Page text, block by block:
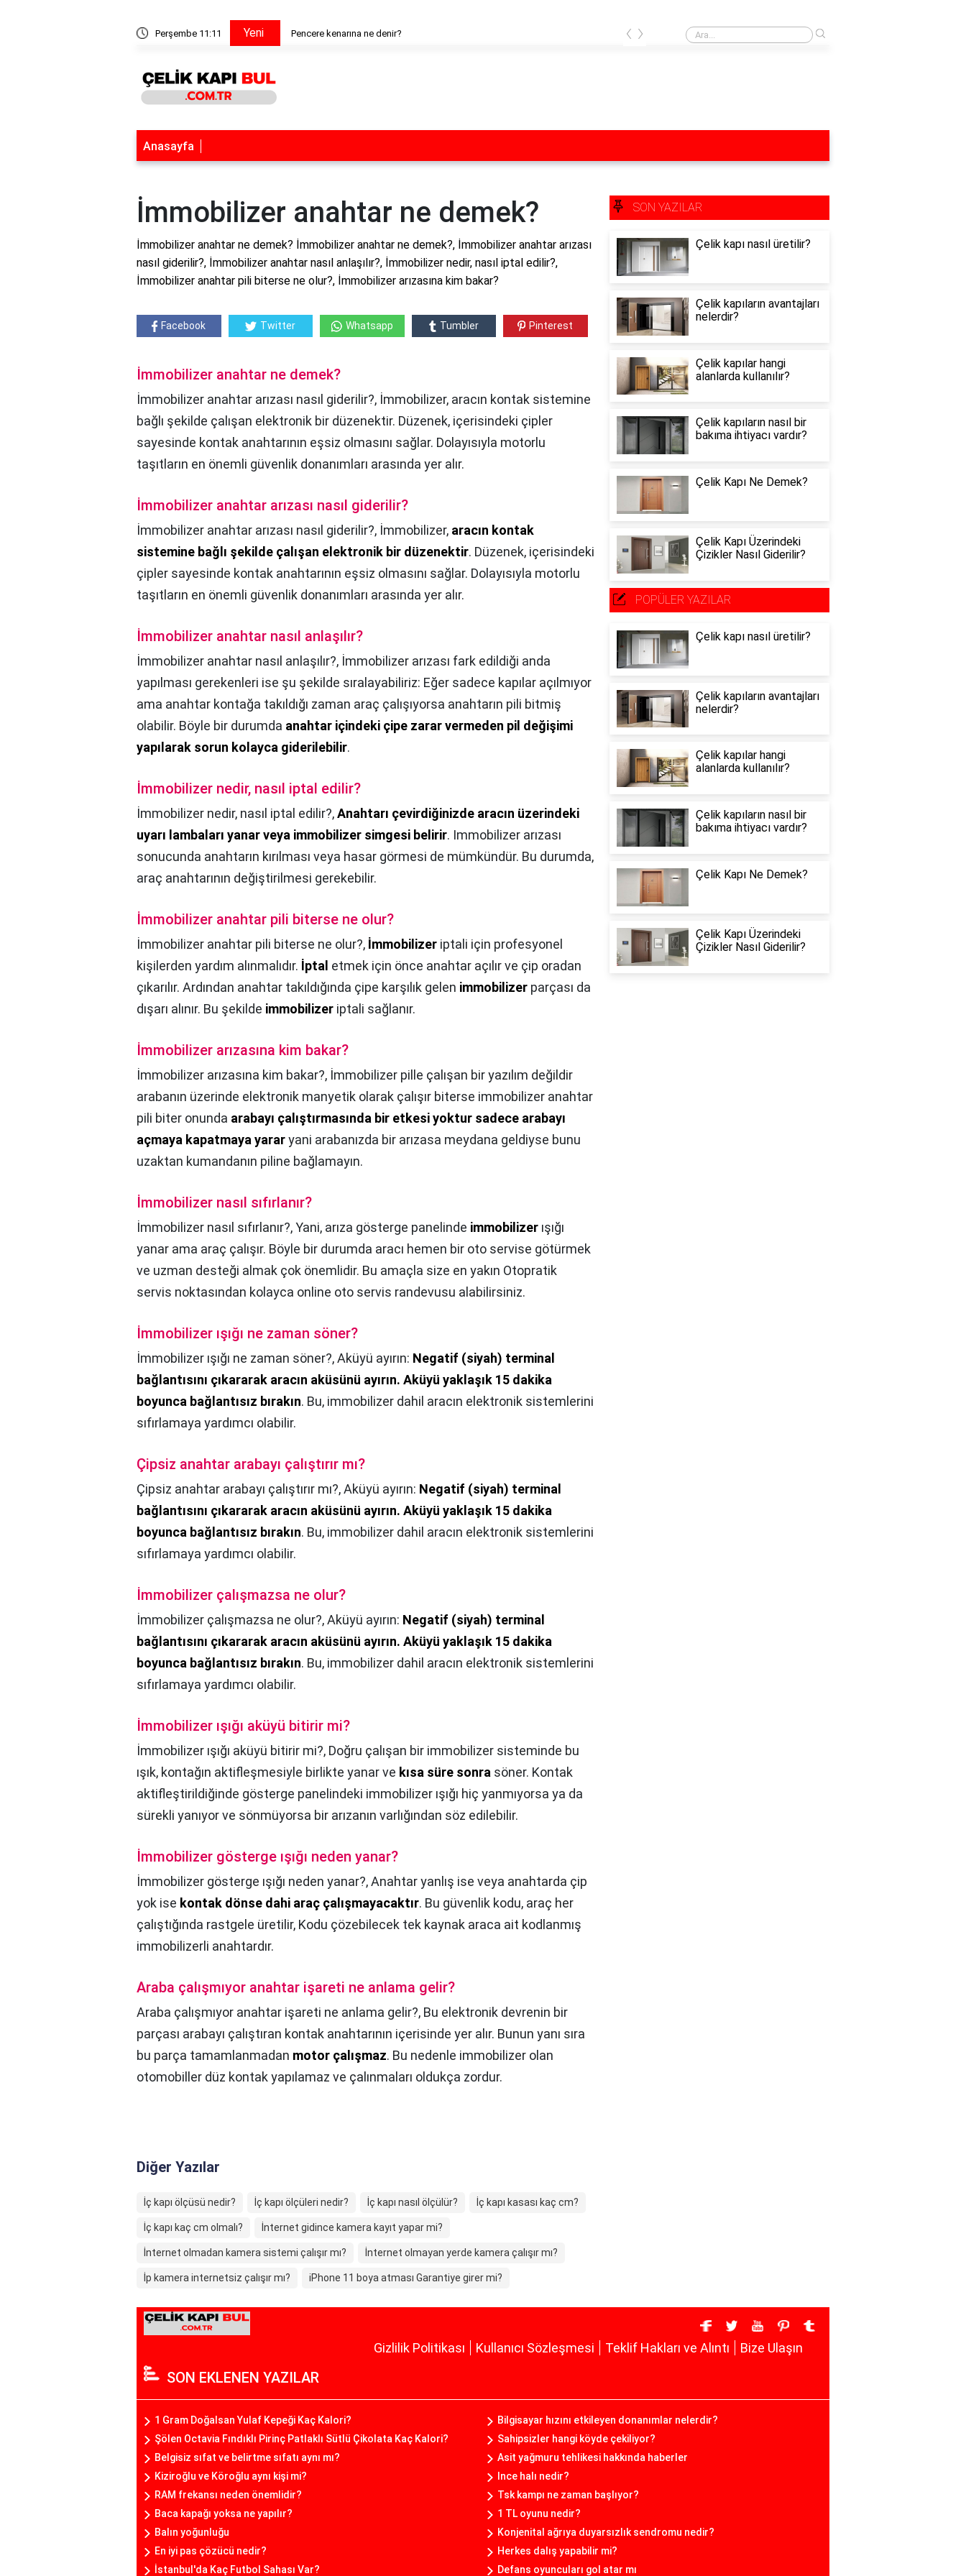
Perşembe 11:11 Yeni Pencere kenarına ne denir? Yağ lekesi yağlı mutfak dolapları neyle silinir?
‹ ›
Anasayfa
İmmobilizer anahtar ne demek?
İmmobilizer anahtar ne demek? İmmobilizer anahtar ne demek?, İmmobilizer anahtar arızası
nasıl giderilir?, İmmobilizer anahtar nasıl anlaşılır?, İmmobilizer nedir, nasıl iptal edilir?,
İmmobilizer anahtar pili biterse ne olur?, İmmobilizer arızasına kim bakar?
Facebook Twitter Whatsapp Tumbler Pinterest
İmmobilizer anahtar ne demek?
İmmobilizer anahtar arızası nasıl giderilir?, İmmobilizer, aracın kontak sistemine
bağlı şekilde çalışan elektronik bir düzenektir. Düzenek, içerisindeki çipler
sayesinde kontak anahtarının eşsiz olmasını sağlar. Dolayısıyla motorlu
taşıtların en önemli güvenlik donanımları arasında yer alır.
İmmobilizer anahtar arızası nasıl giderilir?
İmmobilizer anahtar arızası nasıl giderilir?, İmmobilizer, aracın kontak
sistemine bağlı şekilde çalışan elektronik bir düzenektir. Düzenek, içerisindeki
çipler sayesinde kontak anahtarının eşsiz olmasını sağlar. Dolayısıyla motorlu
taşıtların en önemli güvenlik donanımları arasında yer alır.
İmmobilizer anahtar nasıl anlaşılır?
İmmobilizer anahtar nasıl anlaşılır?, İmmobilizer arızası fark edildiği anda
yapılması gerekenleri ise şu şekilde sıralayabiliriz: Eğer sadece kapılar açılmıyor
ama anahtar kontağa takıldığı zaman araç çalışıyorsa anahtarın pili bitmiş
olabilir. Böyle bir durumda anahtar içindeki çipe zarar vermeden pil değişimi
yapılarak sorun kolayca giderilebilir.
İmmobilizer nedir, nasıl iptal edilir?
İmmobilizer nedir, nasıl iptal edilir?,Anahtarı çevirdiğinizde aracın üzerindeki
uyarı lambaları yanar veya immobilizer simgesi belirir. Immobilizer arızası
sonucunda anahtarın kırılması veya hasar görmesi de mümkündür. Bu durumda,
araç anahtarının değiştirilmesi gerekebilir.
İmmobilizer anahtar pili biterse ne olur?
İmmobilizer anahtar pili biterse ne olur?, İmmobilizer iptali için profesyonel
kişilerden yardım alınmalıdır. İptal etmek için önce anahtar açılır ve çip oradan
çıkarılır. Ardından anahtar takıldığında çipe karşılık gelen immobilizer parçası da
dışarı alınır. Bu şekilde immobilizer iptali sağlanır.
İmmobilizer arızasına kim bakar?
İmmobilizer arızasına kim bakar?, İmmobilizer pille çalışan bir yazılım değildir
arabanın üzerinde elektronik manyetik olarak çalışır biterse immobilizer anahtar
pili biter onunda arabayı çalıştırmasında bir etkesi yoktur sadece arabayı
açmaya kapatmaya yararyani arabanızda bir arızasa meydana geldiyse bunu
uzaktan kumandanın piline bağlamayın.
İmmobilizer nasıl sıfırlanır?
İmmobilizer nasıl sıfırlanır?,Yani, arıza gösterge panelinde immobilizer ışığı
yanar ama araç çalışır. Böyle bir durumda aracı hemen bir oto servise götürmek
ve uzman desteği almak çok önemlidir. Bu amaçla size en yakın Otopratik
servis noktasından kolayca online oto servis randevusu alabilirsiniz.
İmmobilizer ışığı ne zaman söner?
İmmobilizer ışığı ne zaman söner?,Aküyü ayırın: Negatif (siyah) terminal
bağlantısını çıkararak aracın aküsünü ayırın. Aküyü yaklaşık 15 dakika
boyunca bağlantısız bırakın. Bu, immobilizer dahil aracın elektronik sistemlerini
sıfırlamaya yardımcı olabilir.
Çipsiz anahtar arabayı çalıştırır mı?
Çipsiz anahtar arabayı çalıştırır mı?,Aküyü ayırın: Negatif (siyah) terminal
bağlantısını çıkararak aracın aküsünü ayırın. Aküyü yaklaşık 15 dakika
boyunca bağlantısız bırakın. Bu, immobilizer dahil aracın elektronik sistemlerini
sıfırlamaya yardımcı olabilir.
İmmobilizer çalışmazsa ne olur?
İmmobilizer çalışmazsa ne olur?,Aküyü ayırın: Negatif (siyah) terminal
bağlantısını çıkararak aracın aküsünü ayırın. Aküyü yaklaşık 15 dakika
boyunca bağlantısız bırakın. Bu, immobilizer dahil aracın elektronik sistemlerini
sıfırlamaya yardımcı olabilir.
İmmobilizer ışığı aküyü bitirir mi?
İmmobilizer ışığı aküyü bitirir mi?, Doğru çalışan bir immobilizer sisteminde bu
ışık, kontağın aktifleşmesiyle birlikte yanar ve kısa süre sonra söner. Kontak
aktifleştirildiğinde gösterge panelindeki immobilizer ışığı hiç yanmıyorsa ya da
sürekli yanıyor ve sönmüyorsa bir arızanın varlığından söz edilebilir.
İmmobilizer gösterge ışığı neden yanar?
İmmobilizer gösterge ışığı neden yanar?,Anahtar yanlış ise veya anahtarda çip
yok ise kontak dönse dahi araç çalışmayacaktır. Bu güvenlik kodu, araç her
çalıştığında rastgele üretilir, Kodu çözebilecek tek kaynak araca ait kodlanmış
immobilizerli anahtardır.
Araba çalışmıyor anahtar işareti ne anlama gelir?
Araba çalışmıyor anahtar işareti ne anlama gelir?, Bu elektronik devrenin bir
parçası arabayı çalıştıran kontak anahtarının içerisinde yer alır. Bunun yanı sıra
bu parça tamamlanmadan motor çalışmaz. Bu nedenle immobilizer olan
otomobiller düz kontak yapılamaz ve çalınmaları oldukça zordur.
Diğer Yazılar
İç kapı ölçüsü nedir? İç kapı ölçüleri nedir? İç kapı nasıl ölçülür? İç kapı kasası kaç cm?
İç kapı kaç cm olmalı? İnternet gidince kamera kayıt yapar mi?
İnternet olmadan kamera sistemi çalışır mı? İnternet olmayan yerde kamera çalışır mı?
İp kamera internetsiz çalışır mı? iPhone 11 boya atması Garantiye girer mi?
SON YAZILAR
Çelik kapı nasıl üretilir?
Çelik kapıların avantajları
nelerdir?
Çelik kapılar hangi
alanlarda kullanılır?
Çelik kapıların nasıl bir
bakıma ihtiyacı vardır?
Çelik Kapı Ne Demek?
Çelik Kapı Üzerindeki
Çizikler Nasıl Giderilir?
POPÜLER YAZILAR
Çelik kapı nasıl üretilir?
Çelik kapıların avantajları
nelerdir?
Çelik kapılar hangi
alanlarda kullanılır?
Çelik kapıların nasıl bir
bakıma ihtiyacı vardır?
Çelik Kapı Ne Demek?
Çelik Kapı Üzerindeki
Çizikler Nasıl Giderilir?
Gizlilik Politikası Kullanıcı Sözleşmesi Teklif Hakları ve Alıntı Bize Ulaşın
SON EKLENEN YAZILAR
1 Gram Doğalsan Yulaf Kepeği Kaç Kalori?
Bilgisayar hızını etkileyen donanımlar nelerdir?
Şölen Octavia Fındıklı Pirinç Patlaklı Sütlü Çikolata Kaç Kalori?
Sahipsizler hangi köyde çekiliyor?
Belgisiz sıfat ve belirtme sıfatı aynı mı?
Asit yağmuru tehlikesi hakkında haberler
Kiziroğlu ve Köroğlu aynı kişi mi?
Ince halı nedir?
RAM frekansı neden önemlidir?
Tsk kampı ne zaman başlıyor?
Baca kapağı yoksa ne yapılır?
1 TL oyunu nedir?
Balın yoğunluğu
Konjenital ağrıya duyarsızlık sendromu nedir?
En iyi pas çözücü nedir?
Herkes dalış yapabilir mi?
İstanbul'da Kaç Futbol Sahası Var?
Defans oyuncuları gol atar mı